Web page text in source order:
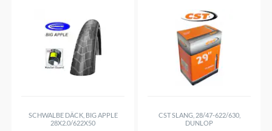
SCHWALBE DÄCK, BIG APPLE
28X2.0/622X50
CST SLANG, 28/47-622/630,
DUNLOP